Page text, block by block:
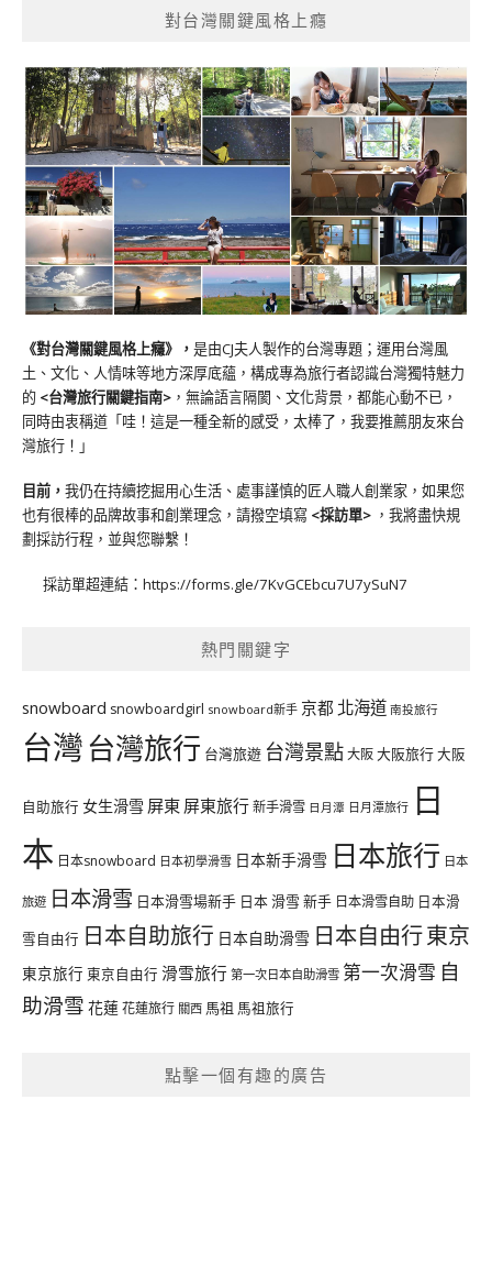
對台灣關鍵風格上癮
《對台灣關鍵風格上癮》 ， 是由CJ夫人製作的台灣專題；運用台灣風
土、文化、人情味等地方深厚底蘊，構成專為旅行者認識台灣獨特魅力
的 <台灣旅行關鍵指南> ，無論語言隔閡、文化背景，都能心動不已，
同時由衷稱道「哇！這是一種全新的感受，太棒了，我要推薦朋友來台
灣旅行！」
目前， 我仍在持續挖掘用心生活、處事謹慎的匠人職人創業家，如果您
也有很棒的品牌故事和創業理念，請撥空填寫 <採訪單> ，我將盡快規
劃採訪行程，並與您聯繫！
採訪單超連結： https://forms.gle/7KvGCEbcu7U7ySuN7
熱門關鍵字
snowboard snowboardgirl snowboard新手 京都 北海道 南投旅行
台灣台灣旅行 台灣旅遊 台灣景點大阪大阪旅行大阪
自助旅行 女生滑雪 屏東 屏東旅行新手滑雪 日月潭 日月潭旅行 日
本 日本snowboard 日本初學滑雪 日本新手滑雪 日本旅行 日本
旅遊 日本滑雪 日本滑雪場新手 日本 滑雪 新手 日本滑雪自助 日本滑
雪自由行 日本自助旅行 日本自助滑雪 日本自由行東京
東京旅行 東京自由行 滑雪旅行 第一次日本自助滑雪 第一次滑雪 自
助滑雪 花蓮花蓮旅行 關西 馬祖 馬祖旅行
點擊一個有趣的廣告